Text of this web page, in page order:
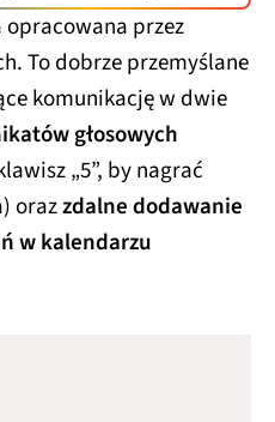
przez
To dobrze przemyślane
komunikację w dwie
głosowych
„5”, by nagrać
orazzdalne dodawanie
w kalendarzu